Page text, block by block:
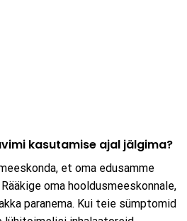
kasutamise ajal jälgima?
et oma edusamme
oma hooldusmeeskonnale,
paranema. Kui teie sümptomid